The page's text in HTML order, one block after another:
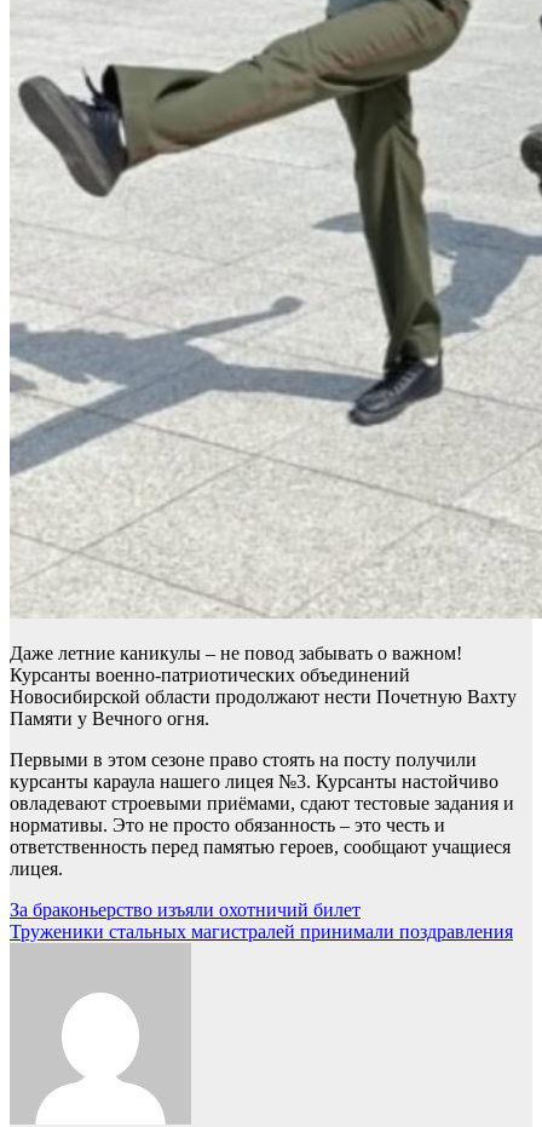
Даже летние каникулы – не повод забывать о важном!
Курсанты военно-патриотических объединений
Новосибирской области продолжают нести Почетную Вахту
Памяти у Вечного огня.
Первыми в этом сезоне право стоять на посту получили
курсанты караула нашего лицея №3. Курсанты настойчиво
овладевают строевыми приёмами, сдают тестовые задания и
нормативы. Это не просто обязанность – это честь и
ответственность перед памятью героев, сообщают учащиеся
лицея.
Навигация
по
За браконьерство изъяли охотничий билет
Труженики стальных магистралей принимали поздравления